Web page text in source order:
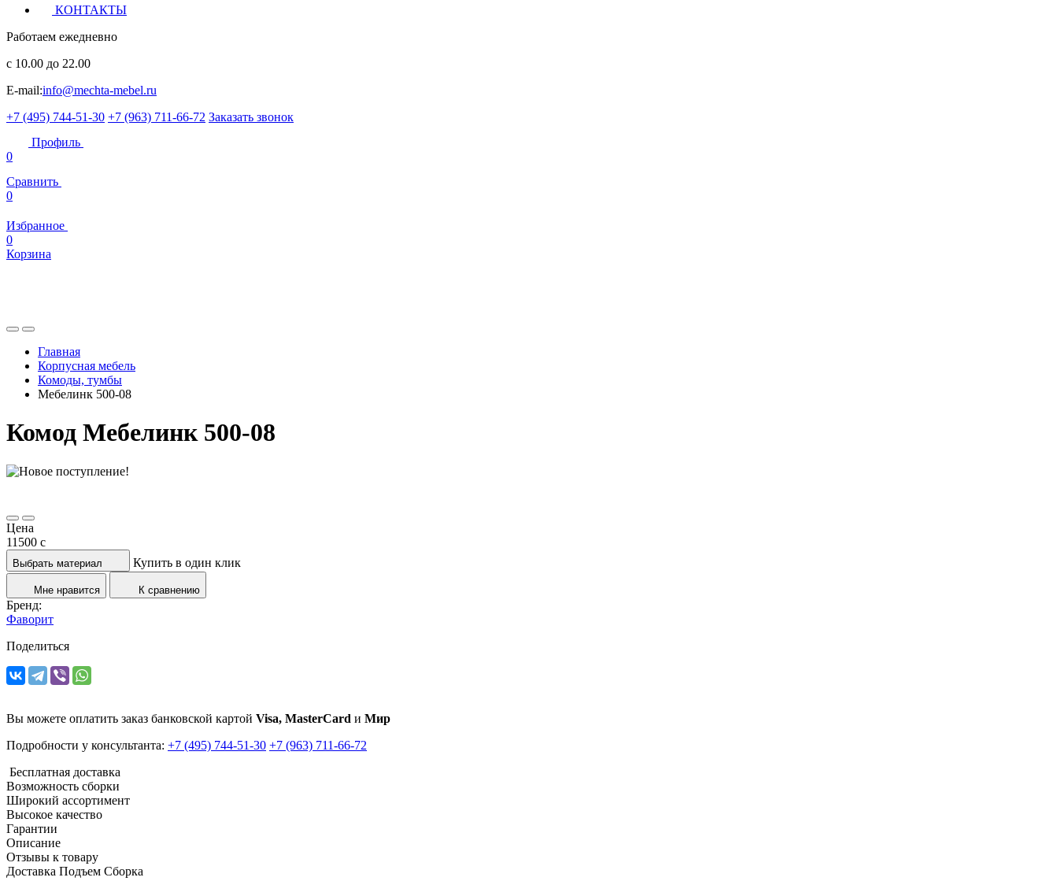
КОНТАКТЫ
Работаем ежедневно
с 10.00 до 22.00
E-mail:info@mechta-mebel.ru
+7 (495) 744-51-30 +7 (963) 711-66-72 Заказать звонок
Профиль
0
Сравнить
0
Избранное
0
Корзина
Главная
Корпусная мебель
Комоды, тумбы
Мебелинк 500-08
Комод Мебелинк 500-08
Цена
11500 c
Выбрать материал Купить в один клик
Мне нравится К сравнению
Бренд:
Фаворит
Поделиться
Вы можете оплатить заказ банковской картой Visa, MasterCard и Мир
Подробности у консультанта: +7 (495) 744-51-30 +7 (963) 711-66-72
Бесплатная доставка
Возможность сборки
Широкий ассортимент
Высокое качество
Гарантии
Описание
Отзывы к товару
Доставка Подъем Сборка